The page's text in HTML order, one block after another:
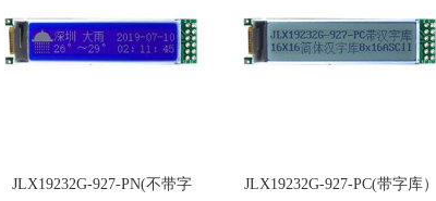
JLX19232G-927-PN(不带字 JLX19232G-927-PC(带字库）